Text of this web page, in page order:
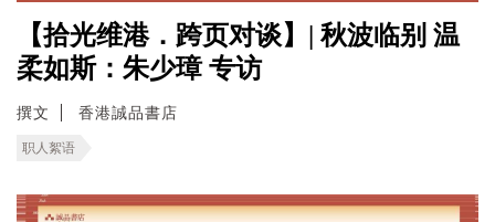
【拾光维港．跨页对谈】| 秋波临别 温
柔如斯：朱少璋 专访
撰文 香港誠品書店
职人絮语